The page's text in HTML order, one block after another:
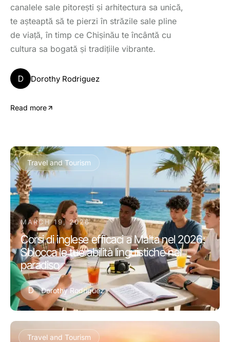
canalele sale pitorești și arhitectura sa unică,
te așteaptă să te pierzi în străzile sale pline
de viață, în timp ce Chișinău te încântă cu
cultura sa bogată și tradițiile vibrante.
D Dorothy Rodriguez
Read more
Travel and Tourism
MARCH 19, 2026
Corsi di inglese efficaci a Malta nel 2026:
Sblocca le tue abilità linguistiche nel
paradiso
D Dorothy Rodriguez
Travel and Tourism